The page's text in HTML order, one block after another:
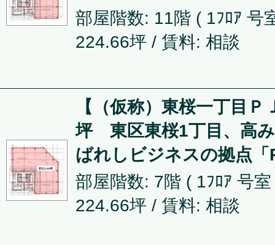
部屋階数: 11階 ( 1ﾌﾛｱ 号
224.66坪 / 賃料: 相談
【（仮称）東桜一丁目
坪 東区東桜1丁目、高
ばれしビジネスの拠点「
部屋階数: 7階 ( 1ﾌﾛｱ 号
224.66坪 / 賃料: 相談